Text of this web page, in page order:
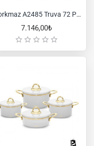
Korkmaz A2485 Truva 72 Parça Çatal Kaşık Takımı
7.146,00₺